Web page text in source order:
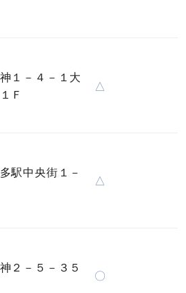
１－４－１大
Ｆ
△
駅中央街１－
△
２－５－３５
〇